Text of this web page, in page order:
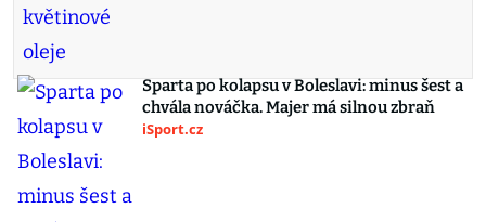
Sparta po kolapsu v Boleslavi: minus šest a
chvála nováčka. Majer má silnou zbraň
iSport.cz